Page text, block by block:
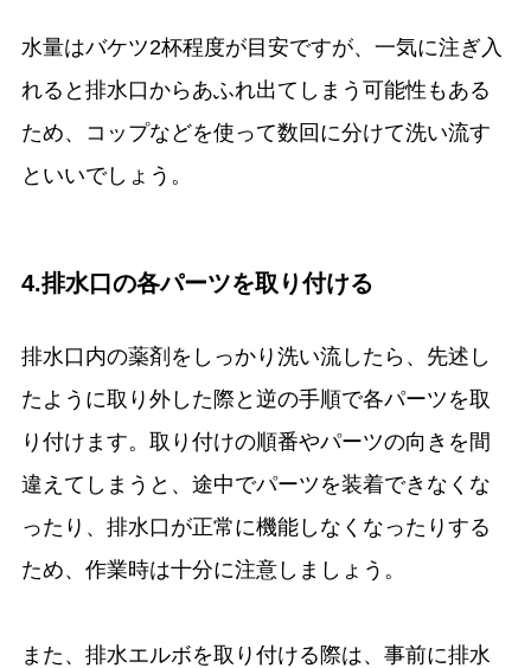
水量はバケツ2杯程度が目安ですが、一気に注ぎ入
れると排水口からあふれ出てしまう可能性もある
ため、コップなどを使って数回に分けて洗い流す
といいでしょう。
4.排水口の各パーツを取り付ける
排水口内の薬剤をしっかり洗い流したら、先述し
たように取り外した際と逆の手順で各パーツを取
り付けます。取り付けの順番やパーツの向きを間
違えてしまうと、途中でパーツを装着できなくな
ったり、排水口が正常に機能しなくなったりする
ため、作業時は十分に注意しましょう。
また、排水エルボを取り付ける際は、事前に排水